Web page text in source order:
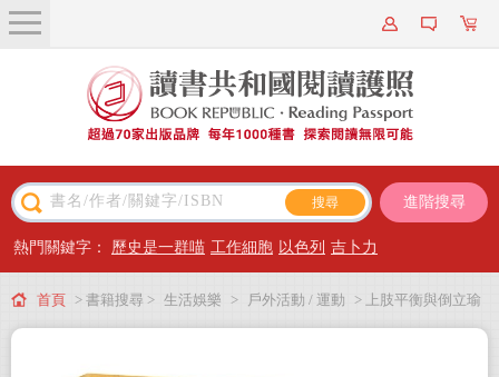
關於我們
近期新書
主題閱讀
出版專區
會員專屬
進階搜尋
熱門關鍵字： 歷史是一群喵 工作細胞 以色列 吉卜力
首頁 > 書籍搜尋 > 生活娛樂 > 戶外活動 / 運動 > 上肢平衡與倒立瑜